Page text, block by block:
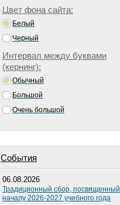
Цвет фона сайта:
Белый
Черный
Интервал между буквами
(кернинг):
Обычный
Большой
Очень большой
Cобытия
06.08.2026
Традиционный сбор, посвященный
началу 2026-2027 учебного года